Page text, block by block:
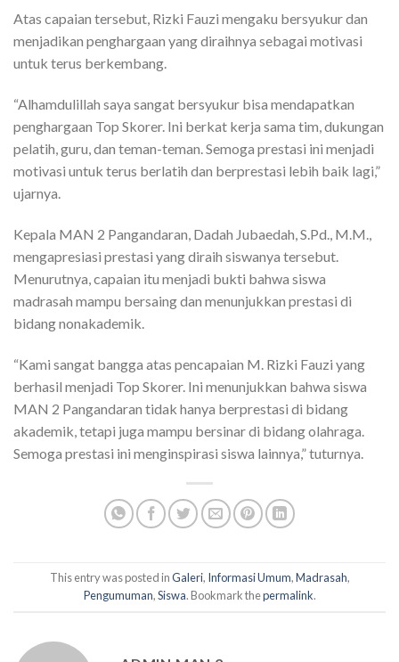
Atas capaian tersebut, Rizki Fauzi mengaku bersyukur dan
menjadikan penghargaan yang diraihnya sebagai motivasi
untuk terus berkembang.
“Alhamdulillah saya sangat bersyukur bisa mendapatkan
penghargaan Top Skorer. Ini berkat kerja sama tim, dukungan
pelatih, guru, dan teman-teman. Semoga prestasi ini menjadi
motivasi untuk terus berlatih dan berprestasi lebih baik lagi,”
ujarnya.
Kepala MAN 2 Pangandaran, Dadah Jubaedah, S.Pd., M.M.,
mengapresiasi prestasi yang diraih siswanya tersebut.
Menurutnya, capaian itu menjadi bukti bahwa siswa
madrasah mampu bersaing dan menunjukkan prestasi di
bidang nonakademik.
“Kami sangat bangga atas pencapaian M. Rizki Fauzi yang
berhasil menjadi Top Skorer. Ini menunjukkan bahwa siswa
MAN 2 Pangandaran tidak hanya berprestasi di bidang
akademik, tetapi juga mampu bersinar di bidang olahraga.
Semoga prestasi ini menginspirasi siswa lainnya,” tuturnya.
This entry was posted inGaleri, Informasi Umum,Madrasah,
Pengumuman,Siswa. Bookmark thepermalink.